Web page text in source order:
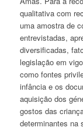
qualitativa com
uma amostra de
entrevistadas,
diversificadas,
legislação em
como fontes
infância e os
aquisição dos
gostos das
determinantes na